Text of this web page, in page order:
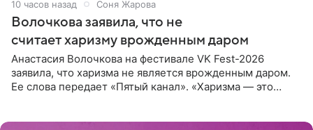
10 часов назад Соня Жарова
Волочкова заявила, что не
считает харизму врожденным даром
Анастасия Волочкова на фестивале VK Fest-2026
заявила, что харизма не является врожденным даром.
Ее слова передает «Пятый канал». «Харизма — это